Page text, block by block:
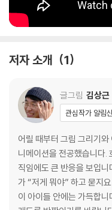
저자 소개 1
글그림 김상근
관심작가 알림
어릴 때부터 그림 그리기
니메이션을 전공했습니다.
직임에도 큰 반응을 보입
가 “저게 뭐야” 하고 묻지
이 아이들 안에는 가득합